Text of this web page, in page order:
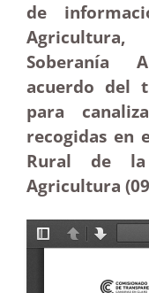
de
Soberanía
acuerdo del
para
recogidas en
Rural de la
Agricultura